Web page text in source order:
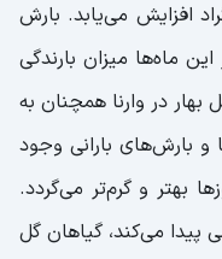
درجه سانتیگراد افزایش می‌یابد. بارش
ماه‌ها میزان بارندگی
در وارنا همچنان به
بارش‌های بارانی وجود
بهتر و گرم‌تر می‌گردد.
پیدا می‌کند، گیاهان گل